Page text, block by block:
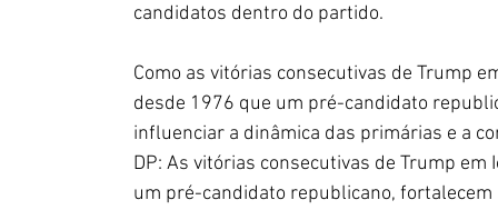
candidatos dentro do partido.
Como as vitórias consecutivas de Trump
desde 1976 que um pré-candidato
influenciar a dinâmica das primárias e a
DP: As vitórias consecutivas de Trump
um pré-candidato republicano,